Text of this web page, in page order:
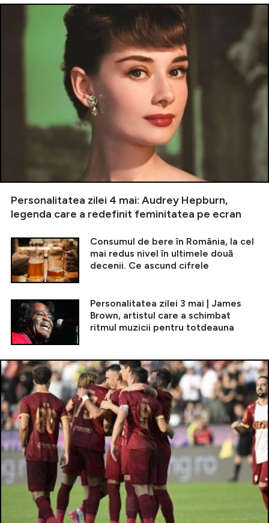
Personalitatea zilei 4 mai: Audrey Hepburn,
legenda care a redefinit feminitatea pe ecran
Consumul de bere în România, la cel
mai redus nivel în ultimele două
decenii. Ce ascund cifrele
Personalitatea zilei 3 mai | James
Brown, artistul care a schimbat
ritmul muzicii pentru totdeauna